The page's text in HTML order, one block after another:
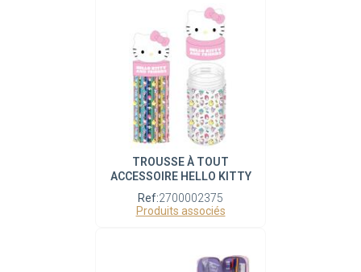
TROUSSE À TOUT
ACCESSOIRE HELLO KITTY
Ref:2700002375
Produits associés